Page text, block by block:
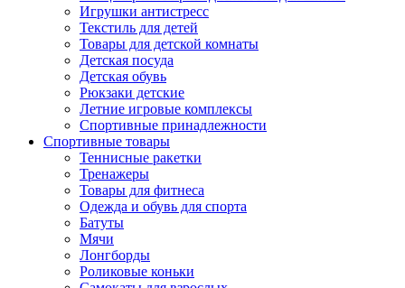
Игрушки антистресс
Текстиль для детей
Товары для детской комнаты
Детская посуда
Детская обувь
Рюкзаки детские
Летние игровые комплексы
Спортивные принадлежности
Спортивные товары
Теннисные ракетки
Тренажеры
Товары для фитнеса
Одежда и обувь для спорта
Батуты
Мячи
Лонгборды
Роликовые коньки